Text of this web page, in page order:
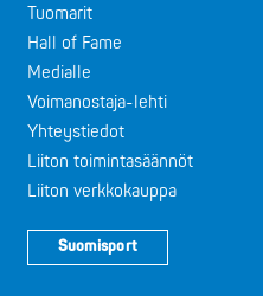
Tuomarit
Hall of Fame
Medialle
Voimanostaja-lehti
Yhteystiedot
Liiton toimintasäännöt
Liiton verkkokauppa
Suomisport